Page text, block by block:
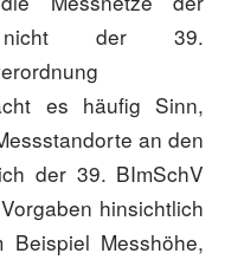
nicht der 39.
es häufig Sinn,
an den
der 39. BImSchV
hinsichtlich
Beispiel Messhöhe,